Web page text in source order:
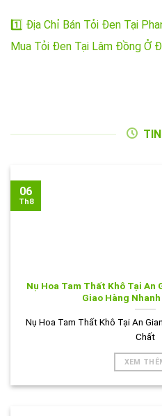
1️⃣ Địa Chỉ Bán Tỏi Đen Tại
Mua Tỏi Đen Tại Lâm Đồng Ở
Nụ Hoa Tam Thất Khô Tại An
Giao Hàng
Nụ Hoa Tam Thất Khô Tại An
Chất
XEM
06
Th8